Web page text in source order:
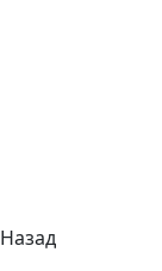
Назад